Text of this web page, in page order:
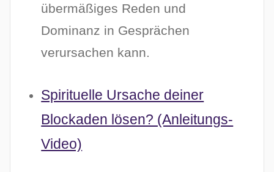
übermäßiges Reden und
Dominanz in Gesprächen
verursachen kann.
Spirituelle Ursache deiner
Blockaden lösen? (Anleitungs-
Video)